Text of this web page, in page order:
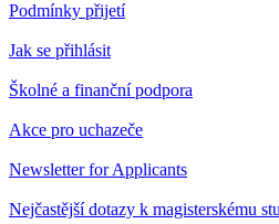
Podmínky přijetí
Jak se přihlásit
Školné a finanční podpora
Akce pro uchazeče
Newsletter for Applicants
Nejčastější dotazy k magisterskému